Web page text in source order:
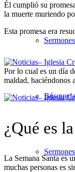
Él cumplió su
la muerte muriendo
Esta promesa era
Por lo cual es un día
maldad, haciéndonos
¿Qué es
La Semana Santa es
muchas personas es